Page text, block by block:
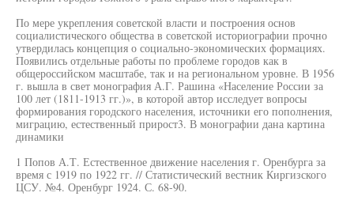
По мере укрепления советской власти и построения основ
социалистического общества в советской историографии прочно
утвердилась концепция о социально-экономических формациях.
Появились отдельные работы по проблеме городов как в
общероссийском масштабе, так и на региональном уровне. В 1956
г. вышла в свет монография А.Г. Рашина «Население России за
100 лет (1811-1913 гг.)», в которой автор исследует вопросы
формирования городского населения, источники его пополнения,
миграцию, естественный прирост3. В монографии дана картина
динамики
1 Попов А.Т. Естественное движение населения г. Оренбурга за
время с 1919 по 1922 гг. // Статистический вестник Киргизского
ЦСУ. №4. Оренбург 1924. С. 68-90.